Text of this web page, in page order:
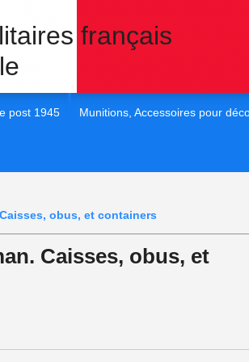
français
post 1945
post 45
Munitions, Accessoires pour
1/48e Eléments pour diorama
1/16e Eléments pour diorama
obus, et containers
Caisses, obus, et